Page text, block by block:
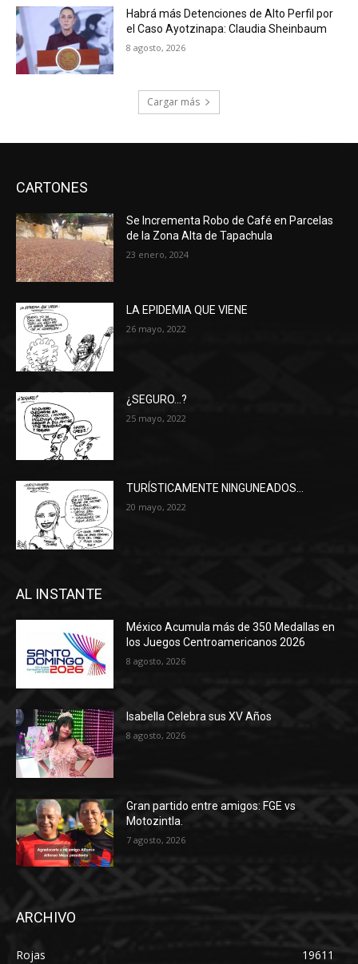
Habrá más Detenciones de Alto Perfil por
el Caso Ayotzinapa: Claudia Sheinbaum
8 agosto, 2026
Cargar más
CARTONES
Se Incrementa Robo de Café en Parcelas
de la Zona Alta de Tapachula
23 enero, 2024
LA EPIDEMIA QUE VIENE
26 mayo, 2022
¿SEGURO…?
25 mayo, 2022
TURÍSTICAMENTE NINGUNEADOS…
20 mayo, 2022
AL INSTANTE
México Acumula más de 350 Medallas en
los Juegos Centroamericanos 2026
8 agosto, 2026
Isabella Celebra sus XV Años
8 agosto, 2026
Gran partido entre amigos: FGE vs
Motozintla.
7 agosto, 2026
ARCHIVO
Rojas
19611